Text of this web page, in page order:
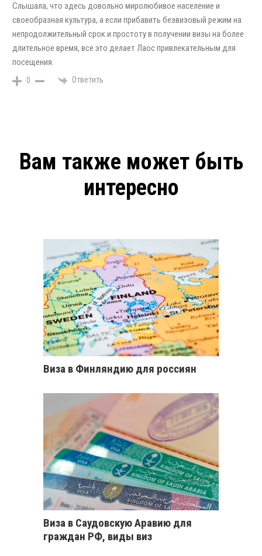
Слышала, что здесь довольно миролюбивое население и
своеобразная культура, а если прибавить безвизовый режим на
непродолжительный срок и простоту в получении визы на более
длительное время, все это делает Лаос привлекательным для
посещения.
0 Ответить
Вам также может быть
интересно
Виза в Финляндию для россиян
Виза в Саудовскую Аравию для
граждан РФ, виды виз